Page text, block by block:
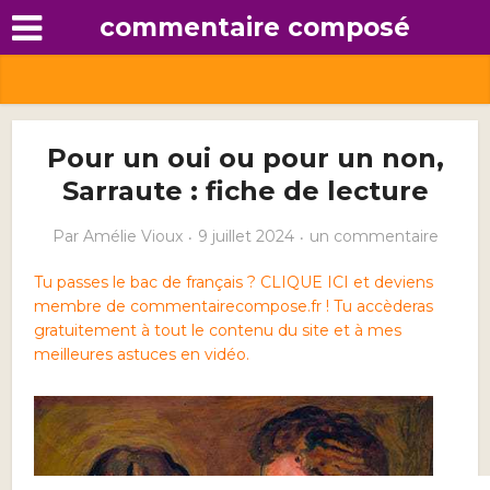
commentaire composé
Pour un oui ou pour un non,
Sarraute : fiche de lecture
Par Amélie Vioux 9 juillet 2024 un commentaire
Tu passes le bac de français ? CLIQUE ICI et deviens
membre de commentairecompose.fr ! Tu accèderas
gratuitement à tout le contenu du site et à mes
meilleures astuces en vidéo.